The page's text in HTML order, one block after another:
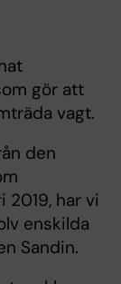
gör att
vagt.
den
har vi
enskilda
Sandin.